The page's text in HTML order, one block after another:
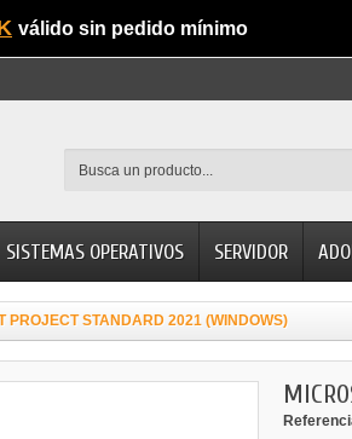
válido sin pedido mínimo
SISTEMAS OPERATIVOS SERVIDOR
PROJECT STANDARD 2021 (WINDOWS)